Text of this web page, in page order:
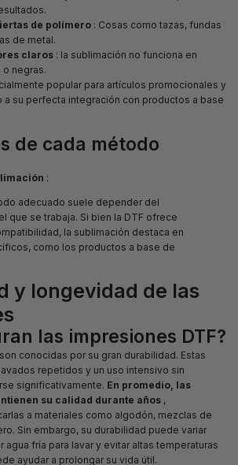
de polímero : Cosas como tazas, fundas
de metal.
claros : la sublimación no funciona en
negras.
popular para artículos promocionales y
su perfecta integración con productos a base
de cada método
:
adecuado suele depender del
que se trabaja. Si bien la DTF ofrece
la sublimación destaca en
como los productos a base de
y longevidad de las
las impresiones DTF?
conocidas por su gran durabilidad. Estas
repetidos y un uso intensivo sin
significativamente. En promedio, las
su calidad durante años ,
a materiales como algodón, mezclas de
Sin embargo, su durabilidad puede variar
agua fría para lavar y evitar altas temperaturas
ayudar a prolongar su vida útil.